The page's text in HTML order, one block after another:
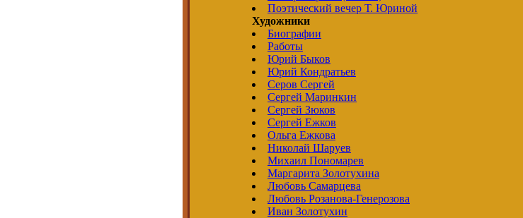
Поэтический вечер Т. Юриной
Художники
Биографии
Работы
Юрий Быков
Юрий Кондратьев
Серов Сергей
Сергей Маринкин
Сергей Зюков
Сергей Ежков
Ольга Ежкова
Николай Шаруев
Михаил Пономарев
Маргарита Золотухина
Любовь Самарцева
Любовь Розанова-Генерозова
Иван Золотухин